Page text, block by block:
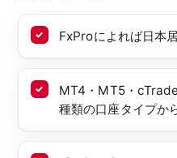
FxProによれば日本
MT4・MT5・
種類の口座タイプか